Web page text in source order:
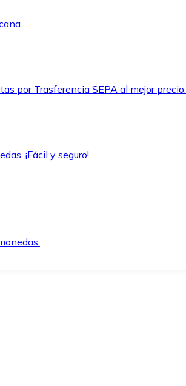
por Trasferencia SEPA al mejor precio.
¡Fácil y seguro!